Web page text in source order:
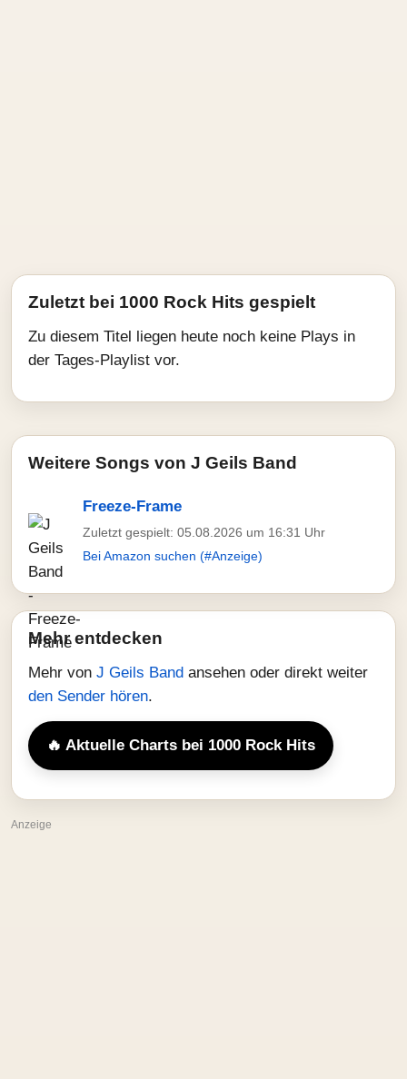
Zuletzt bei 1000 Rock Hits gespielt
Zu diesem Titel liegen heute noch keine Plays in
der Tages-Playlist vor.
Weitere Songs von J Geils Band
Freeze-Frame
Zuletzt gespielt: 05.08.2026 um 16:31 Uhr
Bei Amazon suchen (#Anzeige)
Mehr entdecken
Mehr von J Geils Band ansehen oder direkt weiter
den Sender hören.
🔥 Aktuelle Charts bei 1000 Rock Hits
Anzeige